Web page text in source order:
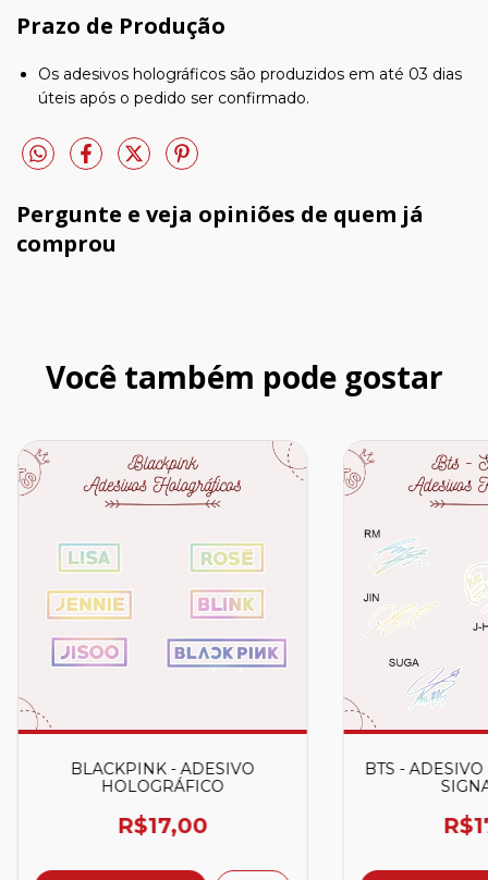
Prazo de Produção
Os adesivos holográficos são produzidos em até 03 dias
úteis após o pedido ser confirmado.
Pergunte e veja opiniões de quem já
comprou
Você também pode gostar
BLACKPINK - ADESIVO
HOLOGRÁFICO
R$17,00
BTS -